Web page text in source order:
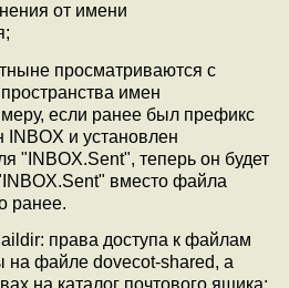
от имени
просматриваются с
имен
если ранее был префикс
INBOX и установлен
"INBOX.Sent", теперь он будет
вместо файла
ранее.
права доступа к файлам
на файле dovecot-shared, а
на каталог почтового ящика;